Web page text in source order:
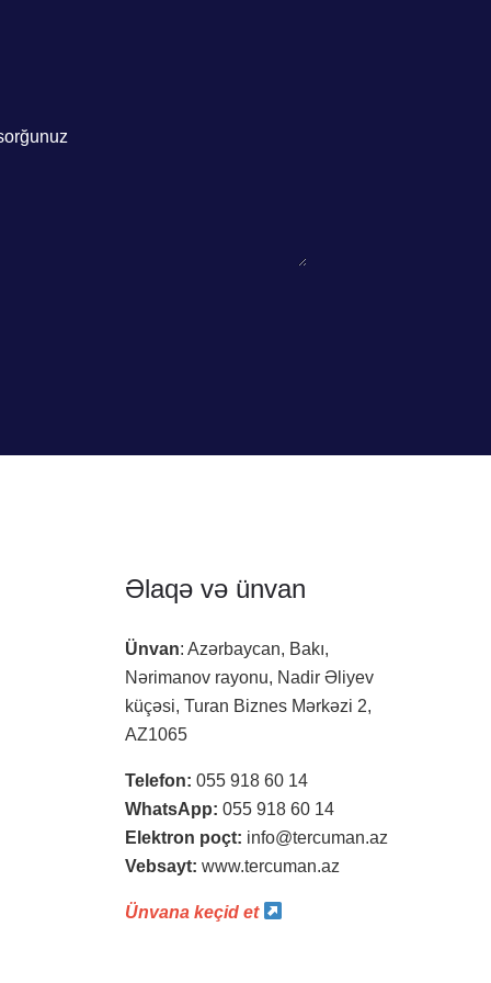
Əlaqə və ünvan
Ünvan: Azərbaycan, Bakı,
Nərimanov rayonu, Nadir Əliyev
küçəsi, Turan Biznes Mərkəzi 2,
AZ1065
Telefon: 055 918 60 14
WhatsApp: 055 918 60 14
Elektron poçt: info@tercuman.az
Vebsayt: www.tercuman.az
Ünvana keçid et